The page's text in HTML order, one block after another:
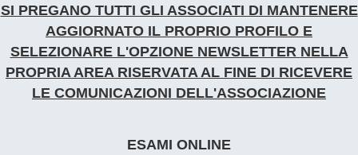
SI PREGANO TUTTI GLI ASSOCIATI DI MANTENERE
AGGIORNATO IL PROPRIO PROFILO E
SELEZIONARE L'OPZIONE NEWSLETTER NELLA
PROPRIA AREA RISERVATA AL FINE DI RICEVERE
LE COMUNICAZIONI DELL'ASSOCIAZIONE
ESAMI ONLINE